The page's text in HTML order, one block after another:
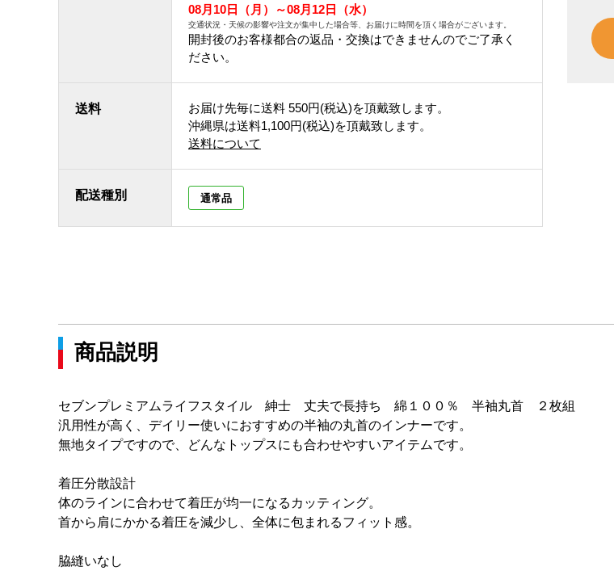
08月10日（月）～08月12日（水）
交通状況・天候の影響や注文が集中した場合等、お届けに時間を頂く場合がございます。
開封後のお客様都合の返品・交換はできませんのでご了承く
ださい。
送料 お届け先毎に送料 550円(税込)を頂戴致します。
沖縄県は送料1,100円(税込)を頂戴致します。
送料について
配送種別 通常品
商品説明
セブンプレミアムライフスタイル 紳士 丈夫で長持ち 綿１００％ 半袖丸首 ２枚組
汎用性が高く、デイリー使いにおすすめの半袖の丸首のインナーです。
無地タイプですので、どんなトップスにも合わせやすいアイテムです。
着圧分散設計
体のラインに合わせて着圧が均一になるカッティング。
首から肩にかかる着圧を減少し、全体に包まれるフィット感。
脇縫いなし